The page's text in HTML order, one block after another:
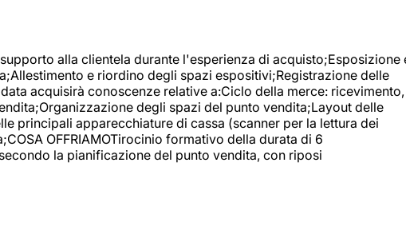
alla clientela durante l'esperienza di acquisto;Esposizione
e riordino degli spazi espositivi;Registrazione delle
acquisirà conoscenze relative a:Ciclo della merce: ricevimento,
degli spazi del punto vendita;Layout delle
principali apparecchiature di cassa (scanner per la lettura dei
OFFRIAMOTirocinio formativo della durata di 6
la pianificazione del punto vendita, con riposi